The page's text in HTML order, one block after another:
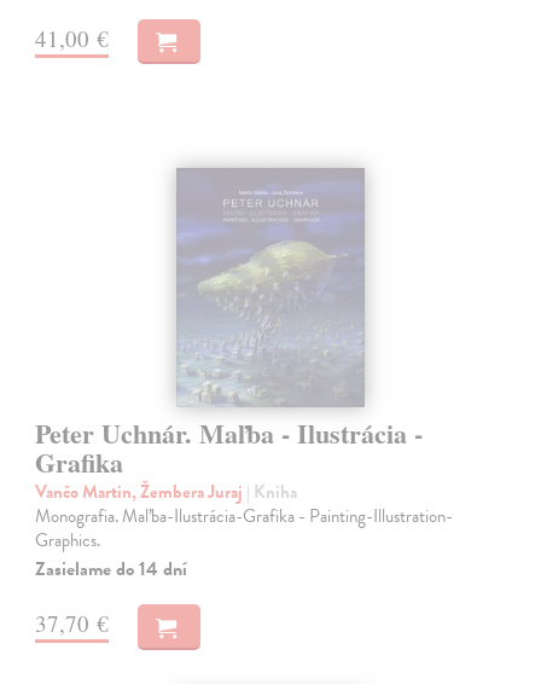
41,00 €
Peter Uchnár. Maľba - Ilustrácia -
Grafika
Vančo Martin, Žembera Juraj | Kniha
Monografia. Maľba-Ilustrácia-Grafika - Painting-Illustration-
Graphics.
Zasielame do 14 dní
37,70 €